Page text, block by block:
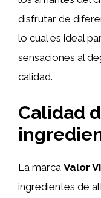
disfrutar de
lo cual es ideal
sensaciones al
calidad.
Calidad
La marca Valor
ingredientes de